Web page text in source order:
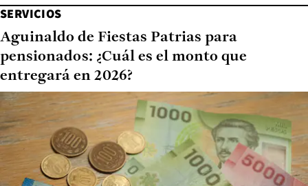
SERVICIOS
Aguinaldo de Fiestas Patrias para
pensionados: ¿Cuál es el monto que
entregará en 2026?